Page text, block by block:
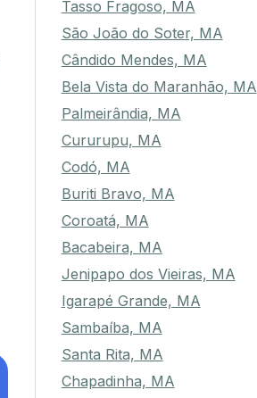
Tasso Fragoso, MA
São João do Soter, MA
Cândido Mendes, MA
Bela Vista do Maranhão, MA
Palmeirândia, MA
Cururupu, MA
Codó, MA
Buriti Bravo, MA
Coroatá, MA
Bacabeira, MA
Jenipapo dos Vieiras, MA
Igarapé Grande, MA
Sambaíba, MA
Santa Rita, MA
Chapadinha, MA